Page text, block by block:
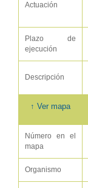
Actuación
Plazo de
ejecución
Descripción
↑ Ver mapa
Número en el
mapa
Organismo